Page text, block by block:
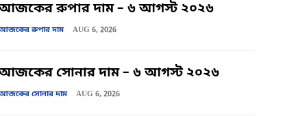
রুপার দাম – ৬ আগস্ট ২০২৬
রুপার দাম AUG 6, 2026
সোনার দাম – ৬ আগস্ট ২০২৬
সোনার দাম AUG 6, 2026